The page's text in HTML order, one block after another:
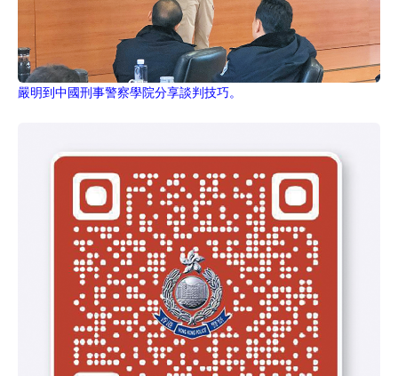
嚴明到中國刑事警察學院分享談判技巧。